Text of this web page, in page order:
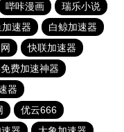
哔咔漫画
瑞乐小说
速器
白鲸加速器
快联加速器
费加速神器
器
优云666